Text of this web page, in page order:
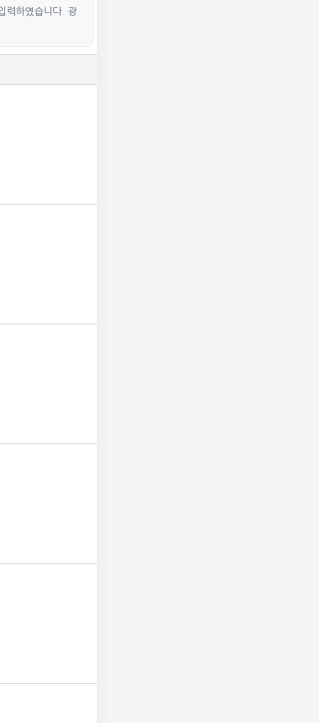
력하였습니다. 광